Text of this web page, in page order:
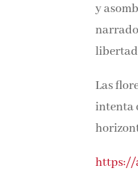
y
libertad
Las
intenta
https://